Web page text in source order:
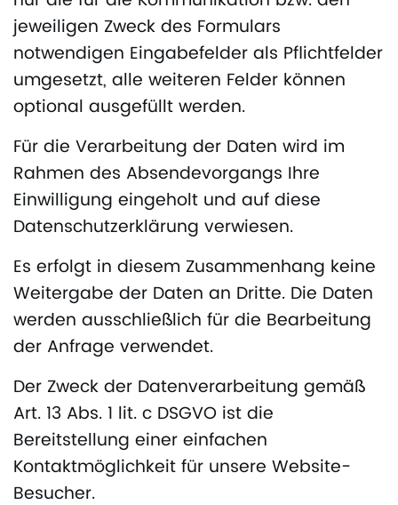
jeweiligen Zweck des Formulars
notwendigen Eingabefelder als Pflichtfelder
umgesetzt, alle weiteren Felder können
optional ausgefüllt werden.
Für die Verarbeitung der Daten wird im
Rahmen des Absendevorgangs Ihre
Einwilligung eingeholt und auf diese
Datenschutzerklärung verwiesen.
Es erfolgt in diesem Zusammenhang keine
Weitergabe der Daten an Dritte. Die Daten
werden ausschließlich für die Bearbeitung
der Anfrage verwendet.
Der Zweck der Datenverarbeitung gemäß
Art. 13 Abs. 1 lit. c DSGVO ist die
Bereitstellung einer einfachen
Kontaktmöglichkeit für unsere Website-
Besucher.